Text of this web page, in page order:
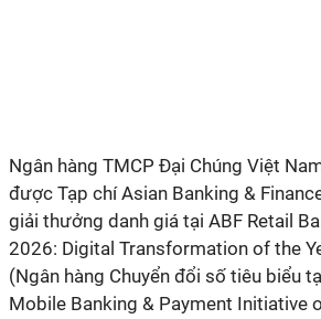
Ngân hàng TMCP Đại Chúng Việt
được Tạp chí Asian Banking &
giải thưởng danh giá tại ABF Retail
2026: Digital Transformation of the
(Ngân hàng Chuyển đổi số tiêu biểu
Mobile Banking & Payment Initiative